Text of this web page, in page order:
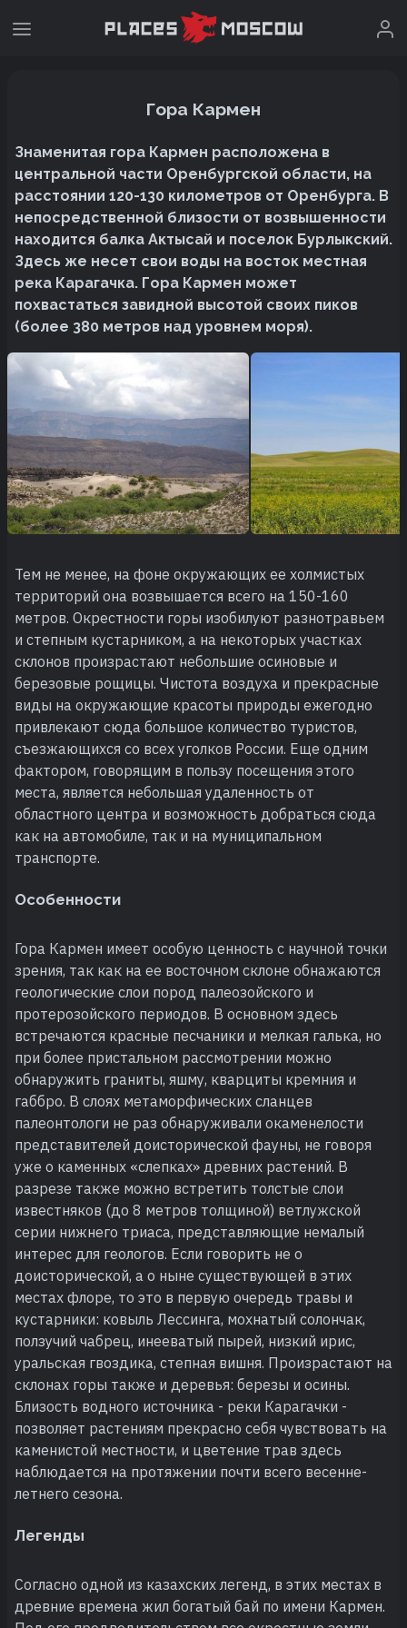
Гора Кармен
Знаменитая гора Кармен расположена в
центральной части Оренбургской области, на
расстоянии 120-130 километров от Оренбурга. В
непосредственной близости от возвышенности
находится балка Актысай и поселок Бурлыкский.
Здесь же несет свои воды на восток местная
река Карагачка. Гора Кармен может
похвастаться завидной высотой своих пиков
(более 380 метров над уровнем моря).
Тем не менее, на фоне окружающих ее холмистых
территорий она возвышается всего на 150-160
метров. Окрестности горы изобилуют разнотравьем
и степным кустарником, а на некоторых участках
склонов произрастают небольшие осиновые и
березовые рощицы. Чистота воздуха и прекрасные
виды на окружающие красоты природы ежегодно
привлекают сюда большое количество туристов,
съезжающихся со всех уголков России. Еще одним
фактором, говорящим в пользу посещения этого
места, является небольшая удаленность от
областного центра и возможность добраться сюда
как на автомобиле, так и на муниципальном
транспорте.
Особенности
Гора Кармен имеет особую ценность с научной точки
зрения, так как на ее восточном склоне обнажаются
геологические слои пород палеозойского и
протерозойского периодов. В основном здесь
встречаются красные песчаники и мелкая галька, но
при более пристальном рассмотрении можно
обнаружить граниты, яшму, кварциты кремния и
габбро. В слоях метаморфических сланцев
палеонтологи не раз обнаруживали окаменелости
представителей доисторической фауны, не говоря
уже о каменных «слепках» древних растений. В
разрезе также можно встретить толстые слои
известняков (до 8 метров толщиной) ветлужской
серии нижнего триаса, представляющие немалый
интерес для геологов. Если говорить не о
доисторической, а о ныне существующей в этих
местах флоре, то это в первую очередь травы и
кустарники: ковыль Лессинга, мохнатый солончак,
ползучий чабрец, инееватый пырей, низкий ирис,
уральская гвоздика, степная вишня. Произрастают на
склонах горы также и деревья: березы и осины.
Близость водного источника - реки Карагачки -
позволяет растениям прекрасно себя чувствовать на
каменистой местности, и цветение трав здесь
наблюдается на протяжении почти всего весенне-
летнего сезона.
Легенды
Согласно одной из казахских легенд, в этих местах в
древние времена жил богатый бай по имени Кармен.